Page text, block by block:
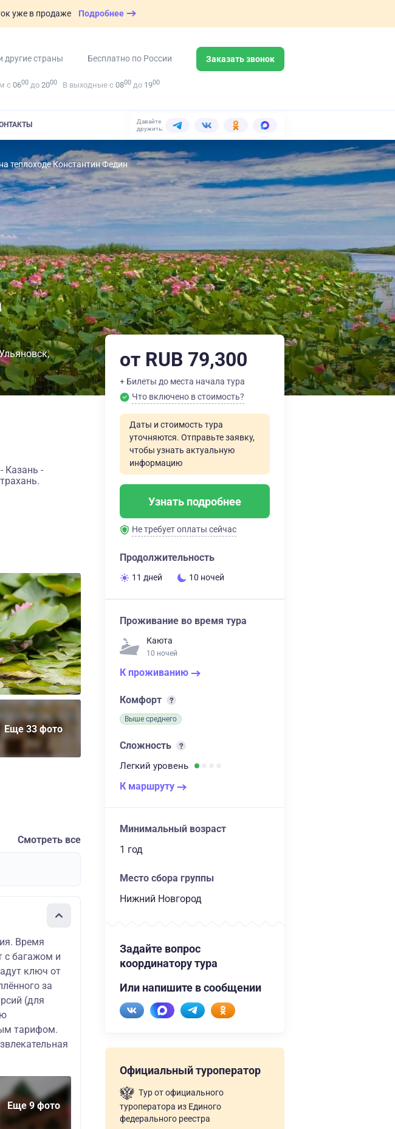
уже в продаже Подробнее
другие страны Бесплатно по России Заказать звонок
с 0600 до 2000 В выходные с 0800 до 1900
Давайте
дружить:
теплоходе Константин Федин
Казань -
Еще 33 фото
Смотреть все
Время
с багажом и
ключ от
за
(для
тарифом.
Еще 9 фото
от RUB 79,300
+ Билеты до места начала тура
Что включено в стоимость?
Даты и стоимость тура
уточняются. Отправьте заявку,
чтобы узнать актуальную
информацию
Узнать подробнее
Не требует оплаты сейчас
Продолжительность
11 дней 10 ночей
Проживание во время тура
Каюта
10 ночей
К проживанию
Комфорт
Выше среднего
Сложность
Легкий уровень
К маршруту
Минимальный возраст
1 год
Место сбора группы
Нижний Новгород
Задайте вопрос
координатору тура
Или напишите в сообщении
Официальный туроператор
Тур от официального
туроператора из Единого
федерального реестра